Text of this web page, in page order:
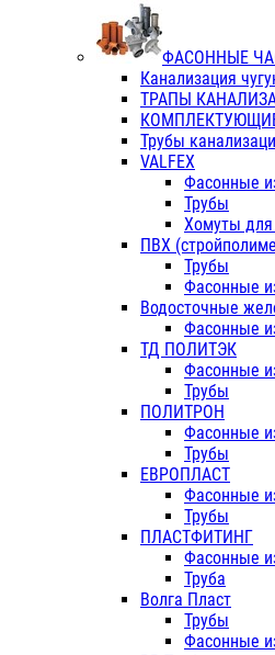
ФАСОННЫЕ
Канализация
ТРАПЫ
Трубы
VALFEX
Фасонные
Трубы
Хомуты для
ПВХ
Трубы
Фасонные
Водосточные
Фасонные
ТД ПОЛИТЭК
Фасонные
Трубы
ПОЛИТРОН
Фасонные
Трубы
ЕВРОПЛАСТ
Фасонные
Трубы
ПЛАСТФИТИНГ
Фасонные
Труба
Волга Пласт
Трубы
Фасонные